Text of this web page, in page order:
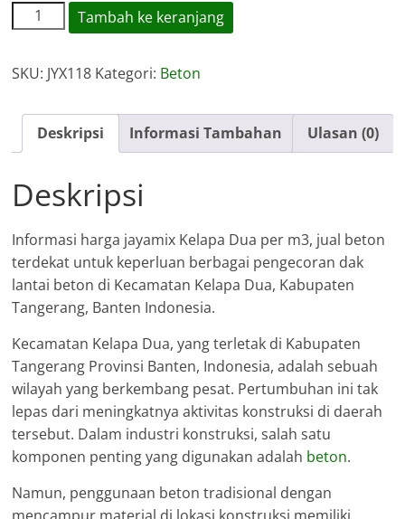
Kuantitas
Harga
Kelapa
Tambah ke keranjang
SKU: JYX118 Kategori: Beton
Deskripsi Informasi Tambahan Ulasan (0)
Deskripsi
Informasi harga jayamix Kelapa Dua per m3, jual beton
terdekat untuk keperluan berbagai pengecoran dak
lantai beton di Kecamatan Kelapa Dua, Kabupaten
Tangerang, Banten Indonesia.
Kecamatan Kelapa Dua, yang terletak di Kabupaten
Tangerang Provinsi Banten, Indonesia, adalah sebuah
wilayah yang berkembang pesat. Pertumbuhan ini tak
lepas dari meningkatnya aktivitas konstruksi di daerah
tersebut. Dalam industri konstruksi, salah satu
komponen penting yang digunakan adalah beton.
Namun, penggunaan beton tradisional dengan